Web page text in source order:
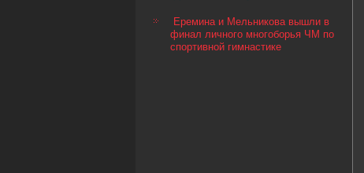
Еремина и Мельникова вышли в
финал личного многоборья ЧМ по
спортивной гимнастике